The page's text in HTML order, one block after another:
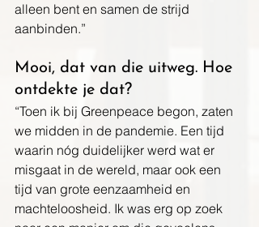
alleen bent en samen de strijd
aanbinden.”
Mooi, dat van die uitweg. Hoe
ontdekte je dat?
“Toen ik bij Greenpeace begon, zaten
we midden in de pandemie. Een tijd
waarin nóg duidelijker werd wat er
misgaat in de wereld, maar ook een
tijd van grote eenzaamheid en
machteloosheid. Ik was erg op zoek